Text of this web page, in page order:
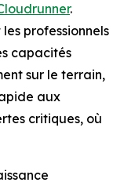
.
professionnels
capacités
sur le terrain,
aux
critiques, où